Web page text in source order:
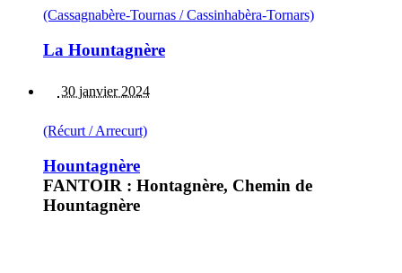
(Cassagnabère-Tournas / Cassinhabèra-Tornars)
La Hountagnère
30 janvier 2024
(Récurt / Arrecurt)
Hountagnère
FANTOIR : Hontagnère, Chemin de
Hountagnère